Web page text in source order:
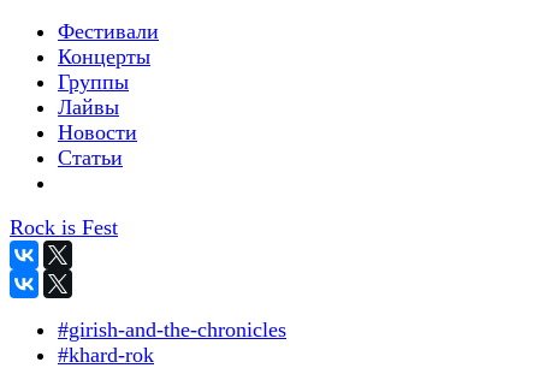
Фестивали
Концерты
Группы
Лайвы
Новости
Статьи
Rock is Fest
#girish-and-the-chronicles
#khard-rok